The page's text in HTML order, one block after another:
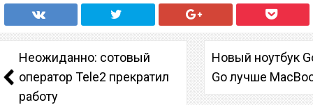
Неожиданно: сотовый
оператор Tele2 прекратил
работу
Новый ноутбук
Go лучше